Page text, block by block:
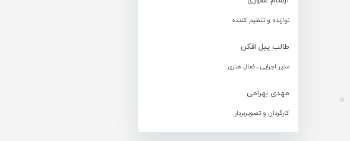
نوازنده و تنظیم کننده
طالب پیل افکن
مدیر اجرایی ، فعال هنری
مهدی بهرامی
کارگردان و تصویربردار